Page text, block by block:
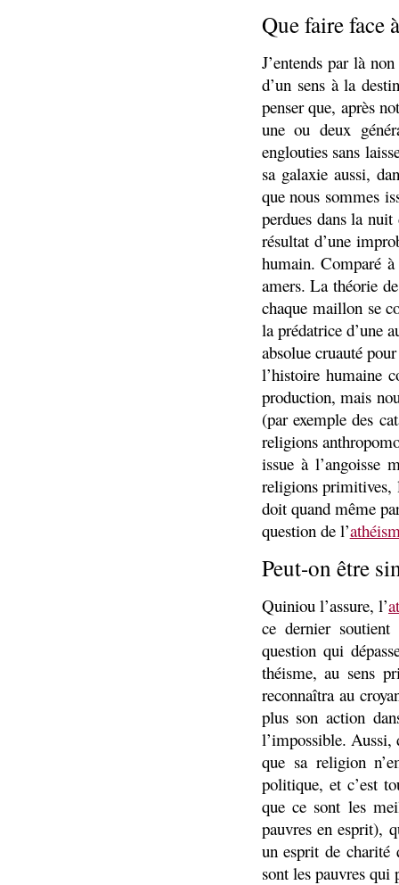
Que faire face
J’entends par là
d’un sens à la
penser que, après
une ou deux
englouties sans
sa galaxie aussi,
que nous sommes
perdues dans la
résultat d’une
humain. Comparé
amers. La théorie
chaque maillon se
la prédatrice d’une
absolue cruauté
l’histoire humaine
production, mais
(par exemple des
religions
issue à l’angoisse
religions primitives,
doit quand même
question de l’
Peut-on être
Quiniou l’assure, l’
ce dernier
question qui
théisme, au sens
reconnaîtra au
plus son action
l’impossible. Aussi,
que sa religion
politique, et c’est
que ce sont les
pauvres en esprit),
un esprit de charité
sont les pauvres